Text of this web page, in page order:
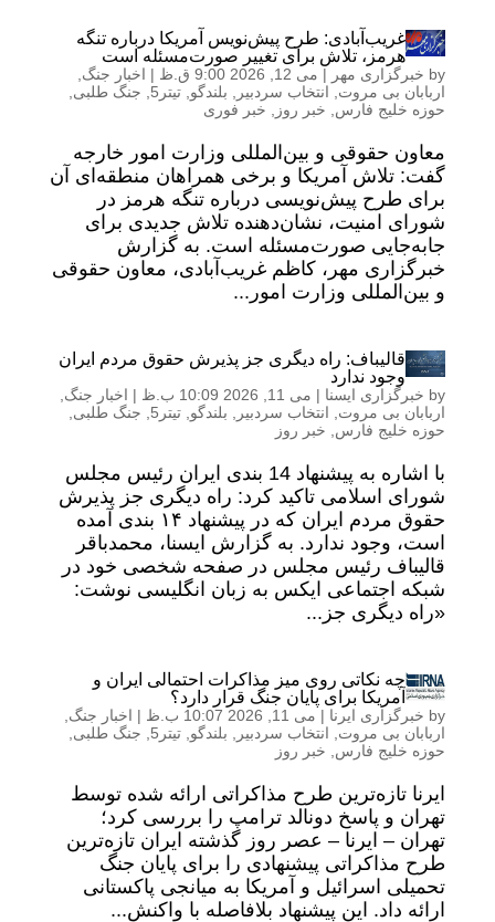
غریب‌آبادی: طرح پیش‌نویس آمریکا درباره تنگه
هرمز، تلاش برای تغییر صورت‌مسئله است
by خبرگزاری مهر | می 12, 2026 9:00 ق.ظ | اخبار جنگ
اربابان بی مروت
انتخاب سردبیر بلندگو تیتر5 جنگ طلبی
حوزه خلیج فارس
خبر روز خبر فوری
معاون حقوقی و بین‌المللی وزارت امور خارجه
گفت: تلاش آمریکا و برخی همراهان منطقه‌ای آن
برای طرح پیش‌نویسی درباره تنگه هرمز در
شورای امنیت، نشان‌دهنده تلاش جدیدی برای
جابه‌جایی صورت‌مسئله است. به گزارش
خبرگزاری مهر، کاظم غریب‌آبادی، معاون حقوقی
و بین‌المللی وزارت امور...
قالیباف: راه دیگری جز پذیرش حقوق مردم ایران
وجود ندارد
by خبرگزاری ایسنا | می 11, 2026 10:09 ب.ظ | اخبار جنگ
اربابان بی مروت
انتخاب سردبیر بلندگو تیتر5 جنگ طلبی
حوزه خلیج فارس
خبر روز
با اشاره به پیشنهاد 14 بندی ایران رئیس مجلس
شورای اسلامی تاکید کرد: راه دیگری جز پذیرش
حقوق مردم ایران که در پیشنهاد ۱۴ بندی آمده
است، وجود ندارد. به گزارش ایسنا، محمدباقر
قالیباف رئیس مجلس در صفحه شخصی خود در
شبکه اجتماعی ایکس‌ به زبان انگلیسی نوشت:
«راه دیگری جز...
چه نکاتی روی میز مذاکرات احتمالی ایران و
آمریکا برای پایان جنگ قرار دارد؟
by خبرگزاری ایرنا | می 11, 2026 10:07 ب.ظ | اخبار جنگ
اربابان بی مروت
انتخاب سردبیر بلندگو تیتر5 جنگ طلبی
حوزه خلیج فارس
خبر روز
ایرنا تازه‌ترین طرح مذاکراتی ارائه شده توسط
تهران و پاسخ دونالد ترامپ را بررسی کرد؛
تهران – ایرنا – عصر روز گذشته ایران تازه‌ترین
طرح مذاکراتی پیشنهادی را برای پایان جنگ
تحمیلی اسرائیل و آمریکا به میانجی پاکستانی
ارائه داد. این پیشنهاد بلافاصله با واکنش...